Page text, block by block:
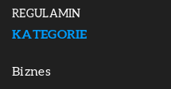
REGULAMIN
KATEGORIE
Biznes